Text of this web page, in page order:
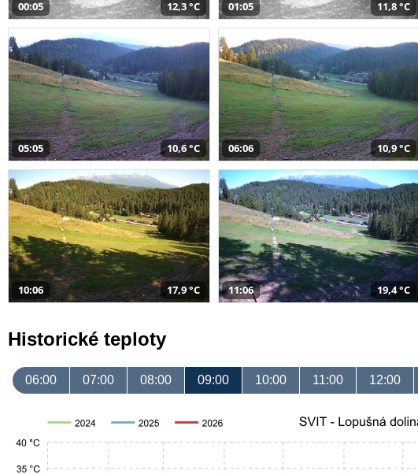
00:05 12,3 °C 01:05 11,8 °C
05:05 10,6 °C 06:06 10,9 °C
10:06 17,9 °C 11:06 19,4 °C
Historické teploty
06:00 07:00 08:00 09:00 10:00 11:00 12:00